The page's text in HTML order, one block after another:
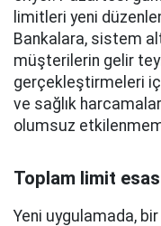
limitleri yeni
Bankalara, sistem
müşterilerin gelir
gerçekleştirmeleri
ve sağlık
olumsuz
Toplam limit esas
Yeni uygulamada,